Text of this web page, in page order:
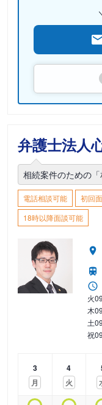
弁護士法人
相続案件のための
電話相談可能 初回
18時以降面談可能
火
木
土
祝
3
月
4
火